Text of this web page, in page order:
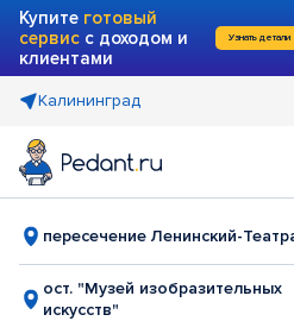
Купите готовый
сервис с доходом и
клиентами
Узнать детали
Калининград
пересечение Ленинский-
ост. "Музей изобразительных
искусств"